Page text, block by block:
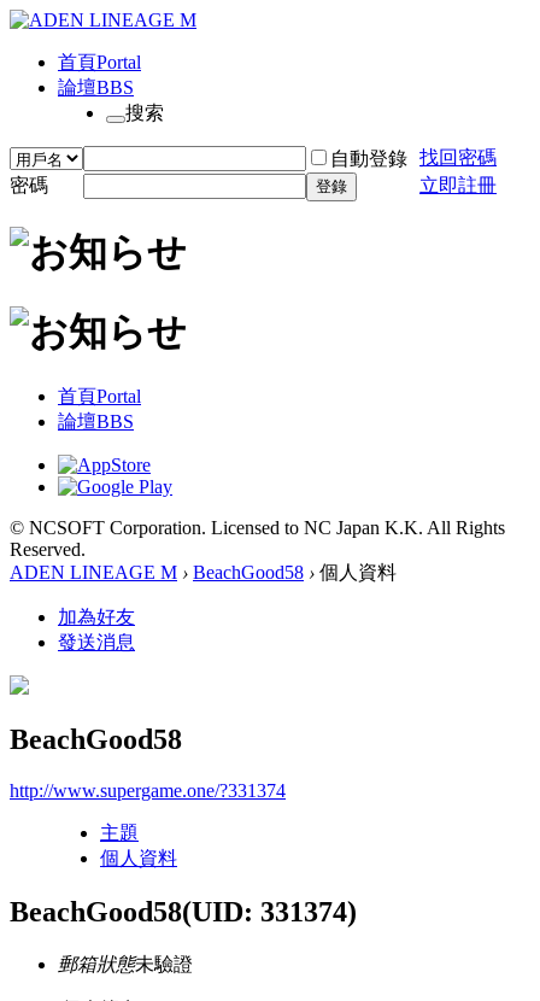
首頁Portal
論壇BBS
搜索
自動登錄 找回密碼
密碼
登錄 立即註冊
首頁Portal
論壇BBS
© NCSOFT Corporation. Licensed to NC Japan K.K. All Rights
Reserved.
ADEN LINEAGE M › BeachGood58 › 個人資料
加為好友
發送消息
BeachGood58
http://www.supergame.one/?331374
主題
個人資料
BeachGood58(UID: 331374)
郵箱狀態未驗證